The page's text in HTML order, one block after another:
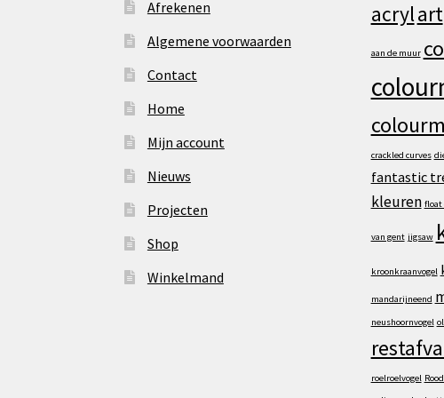
Afrekenen
Algemene voorwaarden
Contact
Home
Mijn account
Nieuws
Projecten
Shop
Winkelmand
acrylart
aan de muur
crackled curves
fantastic
kleuren float
van gent jigsaw
kroonkraanvogel
mandarijneend
neushoornvogel
roelroelvogel